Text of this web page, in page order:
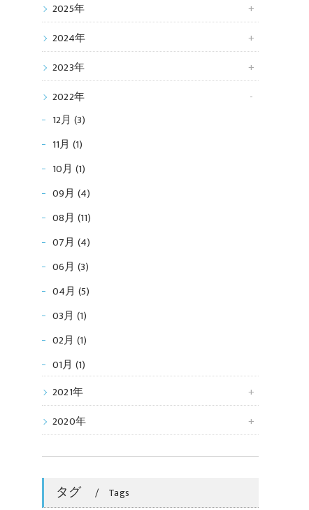
2025年
2024年
2023年
2022年
12月 (3)
11月 (1)
10月 (1)
09月 (4)
08月 (11)
07月 (4)
06月 (3)
04月 (5)
03月 (1)
02月 (1)
01月 (1)
2021年
2020年
タグ Tags